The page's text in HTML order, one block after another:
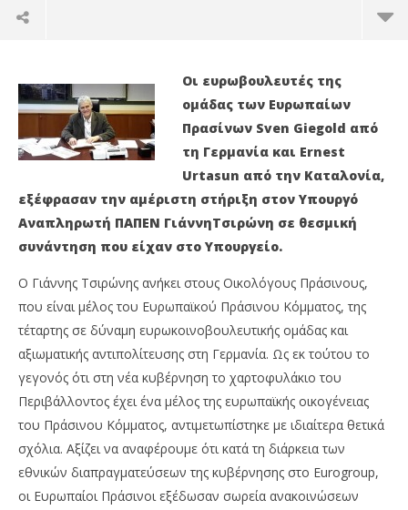
02/03/2015
EnergyIN
Οι ευρωβουλευτές της
ομάδας των Ευρωπαίων
Πρασίνων Sven Giegold από
τη Γερμανία και Ernest
Urtasun από την Καταλονία,
εξέφρασαν την αμέριστη στήριξη στον Υπουργό
Αναπληρωτή ΠΑΠΕΝ ΓιάννηΤσιρώνη σε θεσμική
συνάντηση που είχαν στο Υπουργείο.
Ο Γιάννης Τσιρώνης ανήκει στους Οικολόγους Πράσινους,
που είναι μέλος του Ευρωπαϊκού Πράσινου Κόμματος, της
τέταρτης σε δύναμη ευρωκοινοβουλευτικής ομάδας και
αξιωματικής αντιπολίτευσης στη Γερμανία. Ως εκ τούτου το
γεγονός ότι στη νέα κυβέρνηση το χαρτοφυλάκιο του
Περιβάλλοντος έχει ένα μέλος της ευρωπαϊκής οικογένειας
του Πράσινου Κόμματος, αντιμετωπίστηκε με ιδιαίτερα θετικά
σχόλια. Αξίζει να αναφέρουμε ότι κατά τη διάρκεια των
εθνικών διαπραγματεύσεων της κυβέρνησης στο Eurogroup,
οι Ευρωπαίοι Πράσινοι εξέδωσαν σωρεία ανακοινώσεων